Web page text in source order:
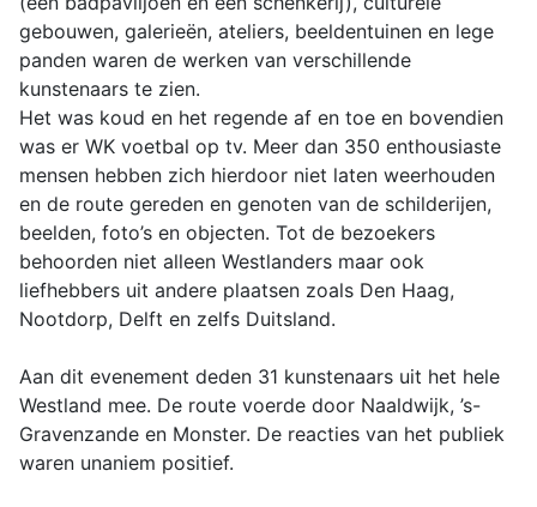
gebouwen, galerieën, ateliers, beeldentuinen en lege
panden waren de werken van verschillende
kunstenaars te zien.
Het was koud en het regende af en toe en bovendien
was er WK voetbal op tv. Meer dan 350 enthousiaste
mensen hebben zich hierdoor niet laten weerhouden
en de route gereden en genoten van de schilderijen,
beelden, foto’s en objecten. Tot de bezoekers
behoorden niet alleen Westlanders maar ook
liefhebbers uit andere plaatsen zoals Den Haag,
Nootdorp, Delft en zelfs Duitsland.
Aan dit evenement deden 31 kunstenaars uit het hele
Westland mee. De route voerde door Naaldwijk, ’s-
Gravenzande en Monster. De reacties van het publiek
waren unaniem positief.